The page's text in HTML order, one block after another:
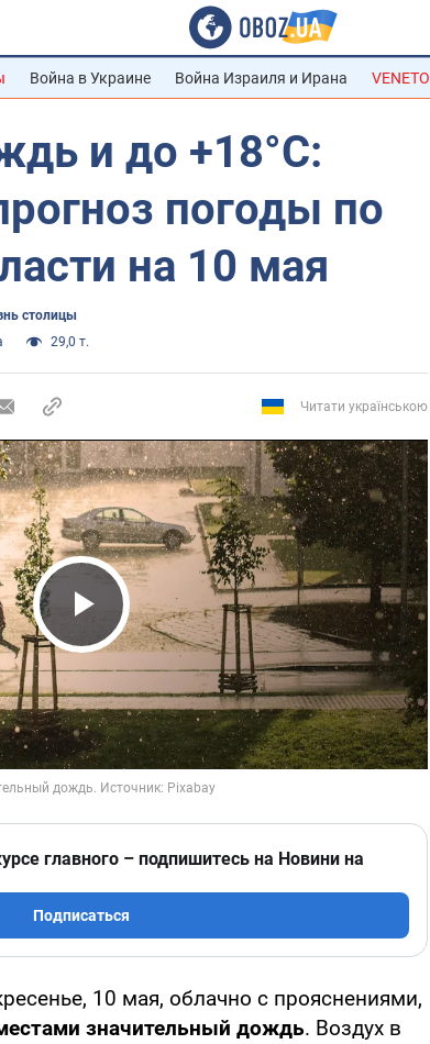
Война в Украине Война Израиля и Ирана VENETO
и до +18°С:
погоды по
на 10 мая
столицы
29,0 т.
Читати українською
Play Video
главного – подпишитесь на Новини на
Подписаться
10 мая, облачно с прояснениями,
значительный дождь. Воздух в